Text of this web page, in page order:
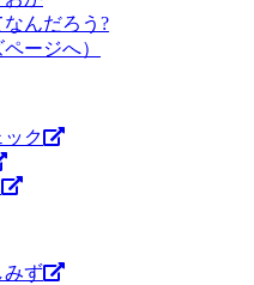
んだろう?
ージへ）
ク
みず